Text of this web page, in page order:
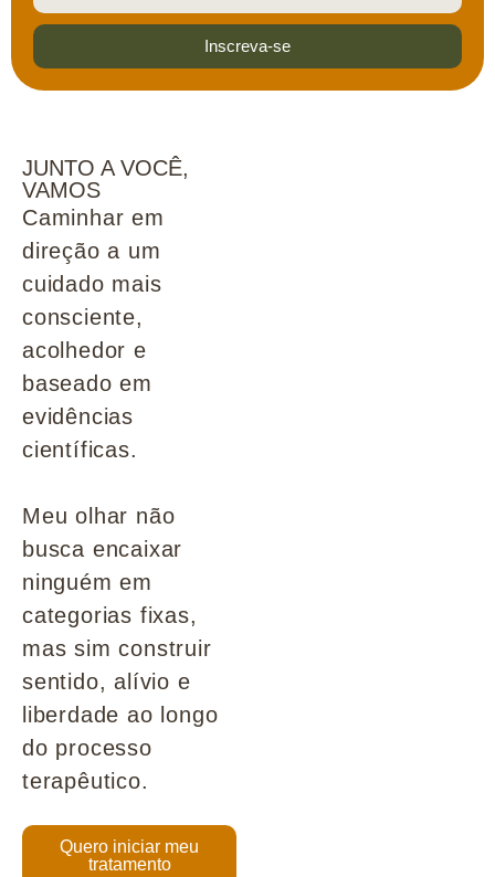
Inscreva-se
JUNTO A VOCÊ,
VAMOS
Caminhar em
direção a um
cuidado mais
consciente,
acolhedor e
baseado em
evidências
científicas.
Meu olhar não
busca encaixar
ninguém em
categorias fixas,
mas sim construir
sentido, alívio e
liberdade ao longo
do processo
terapêutico.
Quero iniciar meu
tratamento